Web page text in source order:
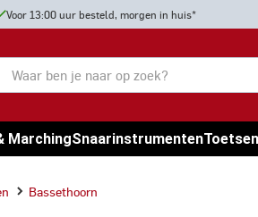
Voor 13:00 uur besteld, morgen in huis*
MarchingSnaarinstrumentenToetsen
Bassethoorn